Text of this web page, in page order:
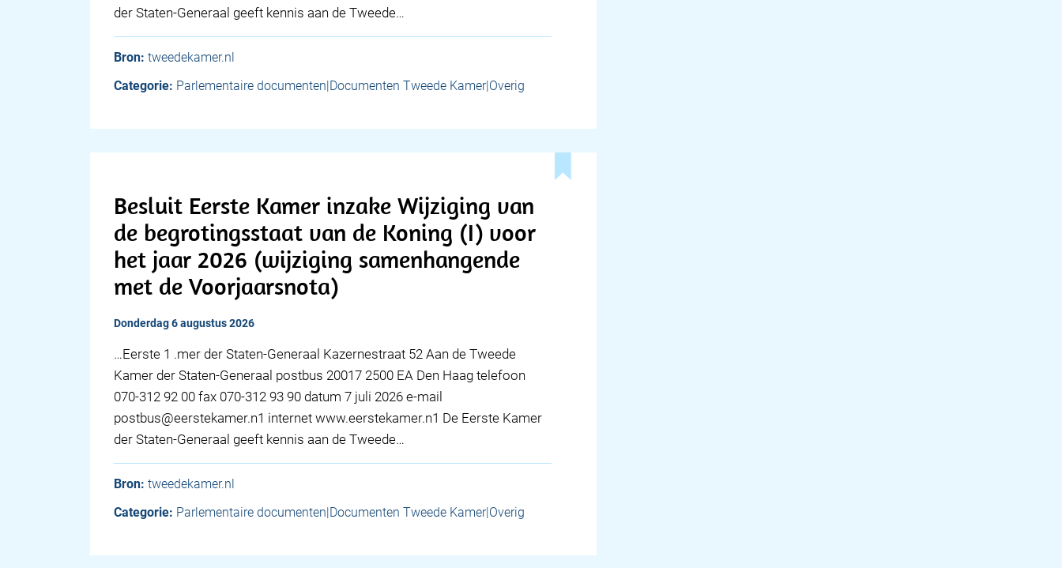
der Staten-Generaal geeft kennis aan de Tweede…
Bron: tweedekamer.nl
Categorie: Parlementaire documenten|Documenten Tweede Kamer|Overig
Besluit Eerste Kamer inzake Wijziging van
de begrotingsstaat van de Koning (I) voor
het jaar 2026 (wijziging samenhangende
met de Voorjaarsnota)
donderdag 6 augustus 2026
…Eerste 1 .mer der Staten-Generaal Kazernestraat 52 Aan de Tweede
Kamer der Staten-Generaal postbus 20017 2500 EA Den Haag telefoon
070-312 92 00 fax 070-312 93 90 datum 7 juli 2026 e-mail
postbus@eerstekamer.n1 internet www.eerstekamer.n1 De Eerste Kamer
der Staten-Generaal geeft kennis aan de Tweede…
Bron: tweedekamer.nl
Categorie: Parlementaire documenten|Documenten Tweede Kamer|Overig